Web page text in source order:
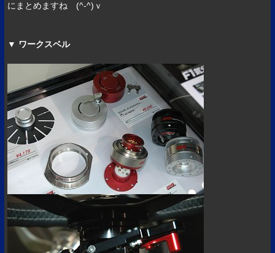
にまとめますね (^-^)ｖ
▼ ワークスベル